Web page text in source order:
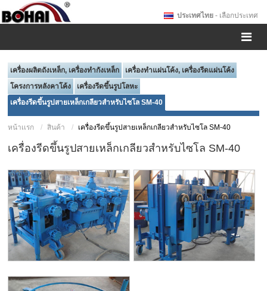
ประเทศไทย - เลือกประเทศ
เครื่องผลิตถังเหล็ก, เครื่องทำกังเหล็ก
เครื่องทำแผ่นโค้ง, เครื่องรีดแผ่นโค้ง
โครงการหลังคาโค้ง
เครื่องรีดขึ้นรูปโลหะ
เครื่องรีดขึ้นรูปสายเหล็กเกลียวสำหรับไซโล SM-40
หน้าเเรก สินค้า เครื่องรีดขึ้นรูปสายเหล็กเกลียวสำหรับไซโล SM-40
เครื่องรีดขึ้นรูปสายเหล็กเกลียวสำหรับไซโล SM-40